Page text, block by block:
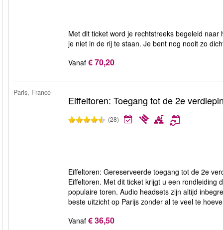
Met dit ticket word je rechtstreeks begeleid
je niet in de rij te staan. Je bent nog nooit zo
Vanaf € 70,20
Paris, France
Eiffeltoren: Toegang tot de 2e
(28)
Eiffeltoren: Gereserveerde toegang tot de 2e
Eiffeltoren. Met dit ticket krijgt u een
populaire toren. Audio headsets zijn altijd
beste uitzicht op Parijs zonder al te veel te
Vanaf € 36,50